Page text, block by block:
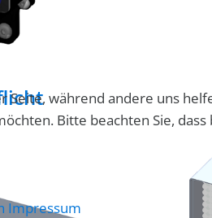
während andere uns
Bitte beachten Sie,
Impressum